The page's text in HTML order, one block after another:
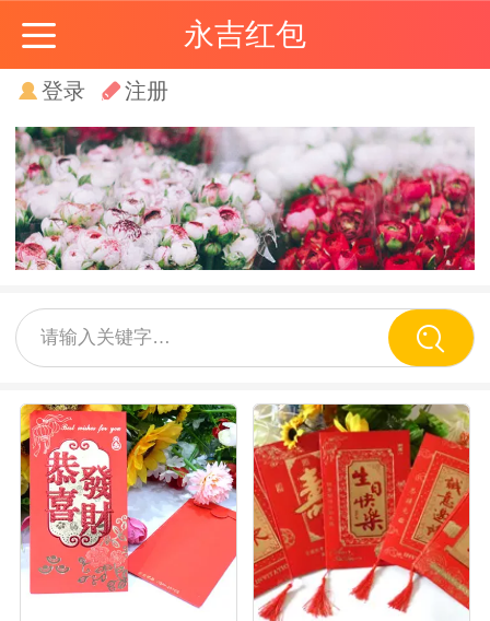
永吉红包
登录 注册
请输入关键字…